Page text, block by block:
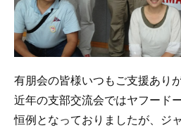
有朋会の皆様いつもご支援あり
近年の支部交流会ではヤフード
恒例となっておりましたが、ジ